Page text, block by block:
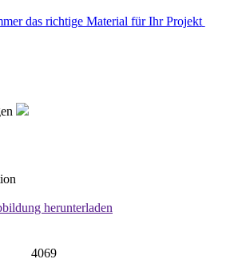
das richtige Material für Ihr Projekt
herunterladen
4069